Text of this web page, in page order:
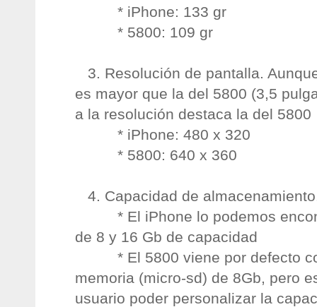
* iPhone: 133 gr
* 5800: 109 gr
3. Resolución de pantalla.
es mayor que la del 5800 (3,5
a la resolución destaca la del 5800
* iPhone: 480 x 320
* 5800: 640 x 360
4. Capacidad de
* El iPhone lo podemos
de 8 y 16 Gb de capacidad
* El 5800 viene por defecto
memoria (micro-sd) de 8Gb, pero
usuario poder personalizar la